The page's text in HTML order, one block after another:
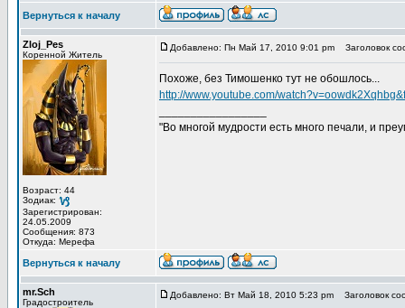
Вернуться к началу
Zloj_Pes
Коренной Житель
Возраст: 44
Зодиак:
Зарегистрирован:
24.05.2009
Сообщения: 873
Откуда: Мерефа
Добавлено: Пн Май 17, 2010 9:01 pm Заголовок
Похоже, без Тимошенко тут не обошлось...
http://www.youtube.com/
"Во многой мудрости есть много печали, и
Вернуться к началу
mr.Sch
Градостроитель
Добавлено: Вт Май 18, 2010 5:23 pm Заголовок